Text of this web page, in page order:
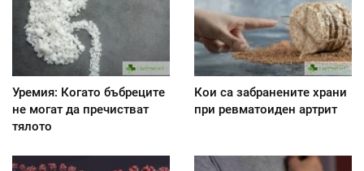
Уремия: Когато бъбреците
не могат да пречистват
тялото
Кои са забранените храни
при ревматоиден артрит